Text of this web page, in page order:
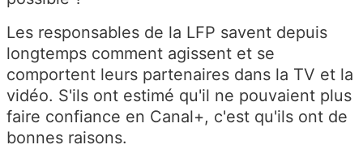
Les responsables de la LFP savent depuis
longtemps comment agissent et se
comportent leurs partenaires dans la TV et la
vidéo. S'ils ont estimé qu'il ne pouvaient plus
faire confiance en Canal+, c'est qu'ils ont de
bonnes raisons.